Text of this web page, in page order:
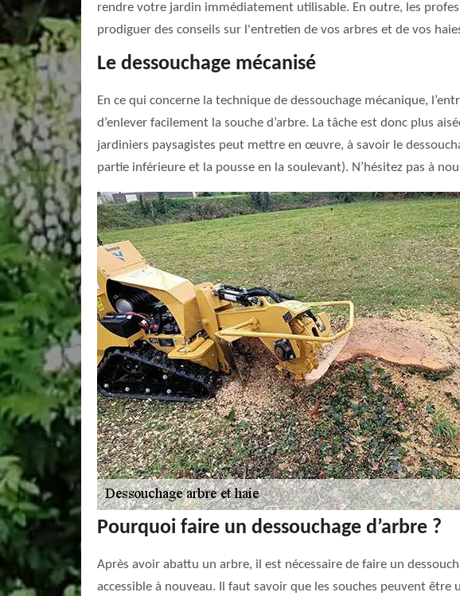
rendre votre jardin immédiatement utilisable. En outre, les
prodiguer des conseils sur l'entretien de vos arbres et de vos
Le dessouchage mécanisé
En ce qui concerne la technique de dessouchage mécanique,
d’enlever facilement la souche d’arbre. La tâche est donc plus
jardiniers paysagistes peut mettre en œuvre, à savoir le
partie inférieure et la pousse en la soulevant). N’hésitez pas à
Pourquoi faire un dessouchage d’arbre ?
Après avoir abattu un arbre, il est nécessaire de faire un
accessible à nouveau. Il faut savoir que les souches peuvent